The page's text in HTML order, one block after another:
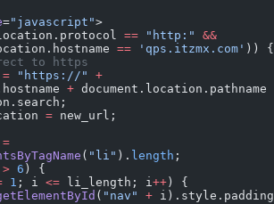
="javascript">
== "http:"
&&
== 'qps.itzmx.com' )) {
to https
= "https://"
+
+
= new_url;
=
( "li" ). length ;
> 6 ) {
1 ; i <= li_length; i++ ) {
( "nav"
+